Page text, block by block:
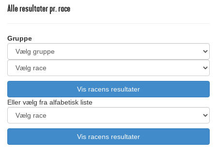
Alle resultater pr. race
Gruppe
Eller vælg fra alfabetisk liste